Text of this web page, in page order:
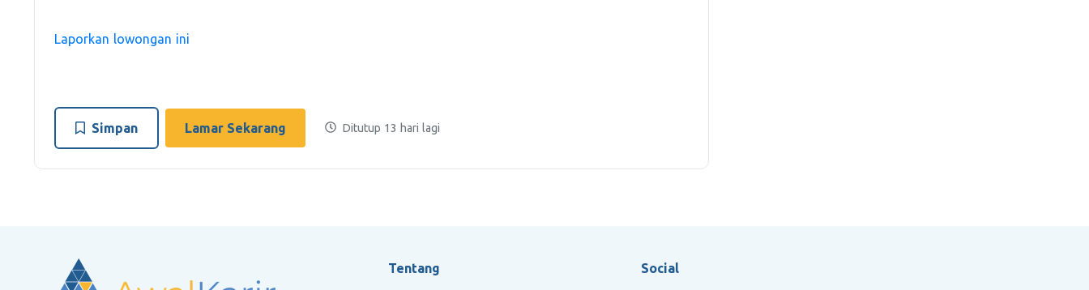
Laporkan lowongan ini
Simpan Lamar Sekarang Ditutup 13 hari lagi
Tentang Social